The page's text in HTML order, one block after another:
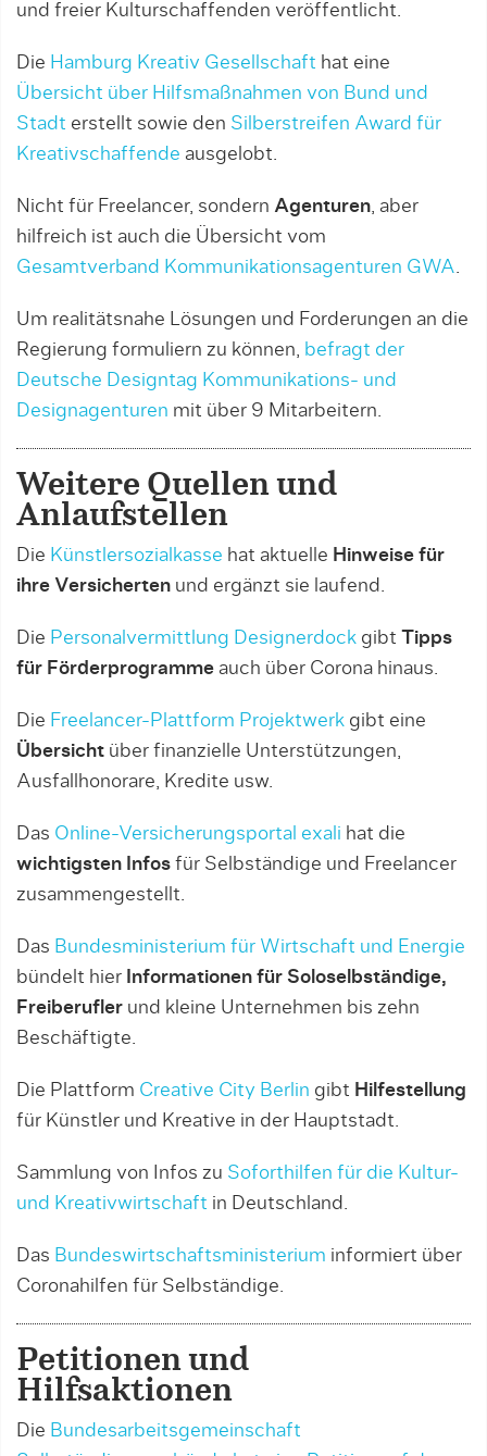
und freier Kulturschaffenden veröffentlicht.
Die Hamburg Kreativ Gesellschaft hat eine
Übersicht über Hilfsmaßnahmen von Bund und
Stadt erstellt sowie den Silberstreifen Award für
Kreativschaffende ausgelobt.
Nicht für Freelancer, sondern Agenturen, aber
hilfreich ist auch die Übersicht vom
Gesamtverband Kommunikationsagenturen GWA.
Um realitätsnahe Lösungen und Forderungen an die
Regierung formuliern zu können, befragt der
Deutsche Designtag Kommunikations- und
Designagenturen mit über 9 Mitarbeitern.
Weitere Quellen und
Anlaufstellen
Die Künstlersozialkasse hat aktuelle Hinweise für
ihre Versicherten und ergänzt sie laufend.
Die Personalvermittlung Designerdock gibt Tipps
für Förderprogramme auch über Corona hinaus.
Die Freelancer-Plattform Projektwerk gibt eine
Übersicht über finanzielle Unterstützungen,
Ausfallhonorare, Kredite usw.
Das Online-Versicherungsportal exali hat die
wichtigsten Infos für Selbständige und Freelancer
zusammengestellt.
Das Bundesministerium für Wirtschaft und Energie
bündelt hier Informationen für Soloselbständige,
Freiberufler und kleine Unternehmen bis zehn
Beschäftigte.
Die Plattform Creative City Berlin gibt Hilfestellung
für Künstler und Kreative in der Hauptstadt.
Sammlung von Infos zu Soforthilfen für die Kultur-
und Kreativwirtschaft in Deutschland.
Das Bundeswirtschaftsministerium informiert über
Coronahilfen für Selbständige.
Petitionen und
Hilfsaktionen
Die Bundesarbeitsgemeinschaft